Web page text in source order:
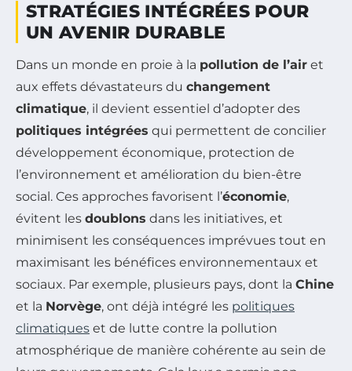
STRATÉGIES INTÉGRÉES POUR
UN AVENIR DURABLE
Dans un monde en proie à la pollution de l’air et
aux effets dévastateurs du changement
climatique, il devient essentiel d’adopter des
politiques intégrées qui permettent de concilier
développement économique, protection de
l’environnement et amélioration du bien-être
social. Ces approches favorisent l’économie,
évitent les doublons dans les initiatives, et
minimisent les conséquences imprévues tout en
maximisant les bénéfices environnementaux et
sociaux. Par exemple, plusieurs pays, dont la Chine
et la Norvège, ont déjà intégré les politiques
climatiques et de lutte contre la pollution
atmosphérique de manière cohérente au sein de